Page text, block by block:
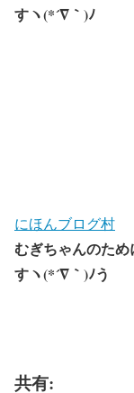
すヽ(*´∇｀)ﾉ
にほんブログ村
むぎちゃんのた
すヽ(*´∇｀)ﾉう
共有: